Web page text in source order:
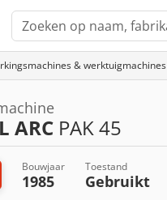
& werktuigmachines
ARC PAK 45
Bouwjaar
1985
Toestand
Gebruikt